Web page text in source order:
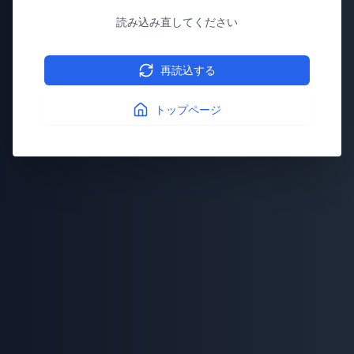
読み込み直してください
再読込する
トップページ